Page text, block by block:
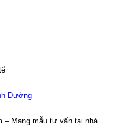
Đường
– Mang mẫu tư vấn tại nhà